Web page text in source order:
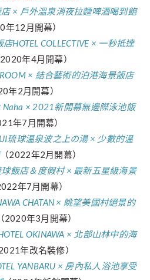
× 戶外溫泉消夜拉麵啤酒喝到飽
年12月開幕）
HOTEL COLLECTIVE × 一秒抵達
年4月開幕）
× 結合藝術的泊港海景飯店
年2月開幕）
× 2021新開幕無邊際泳池飯
年7月開幕）
琉球温泉波之上の湯 × 少數的溫
（2022年2月開幕）
飯店＆度假村 × 最新五星級海景
年7月開幕）
CHATAN × 眺望美國村絕景的
2020年3月開幕）
OKINAWA × 北部山林中的海
年改名裝修）
YANBARU × 房內私人浴池享受